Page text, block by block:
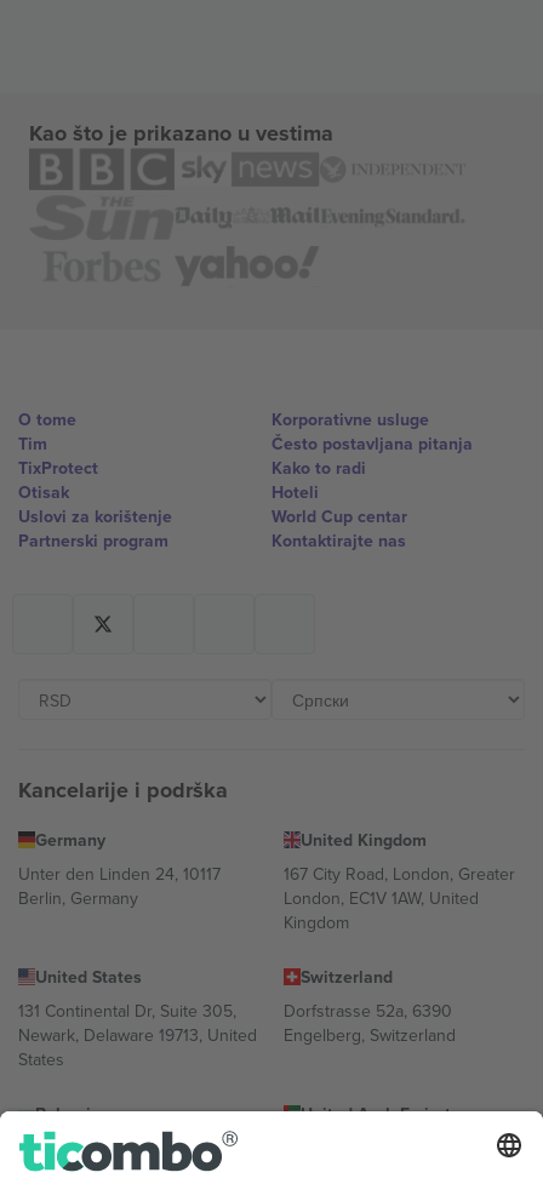
Kao što je prikazano u vestima
O tome
Tim
TixProtect
Otisak
Uslovi za korištenje
Partnerski program
Korporativne usluge
Često postavljana pitanja
Kako to radi
Hoteli
World Cup centar
Kontaktirajte nas
Kancelarije i podrška
Germany
Unter den Linden 24, 10117
Berlin, Germany
United Kingdom
167 City Road, London, Greater
London, EC1V 1AW, United
Kingdom
United States
131 Continental Dr, Suite 305,
Newark, Delaware 19713, United
States
Switzerland
Dorfstrasse 52a, 6390
Engelberg, Switzerland
Bulgaria
Regus Sofia City West, bul
Totleben 53-55, 1606 Sofia,
United Arab Emirates
UAE Dubai Silicon Oasis, DDP